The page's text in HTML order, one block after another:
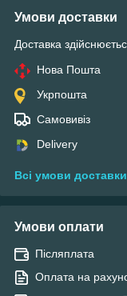
Умови доставки
Доставка
Нова Пошта
Укрпошта
Самовивіз
Delivery
Всі умови доставки
Умови оплати
Післяплата
Оплата на